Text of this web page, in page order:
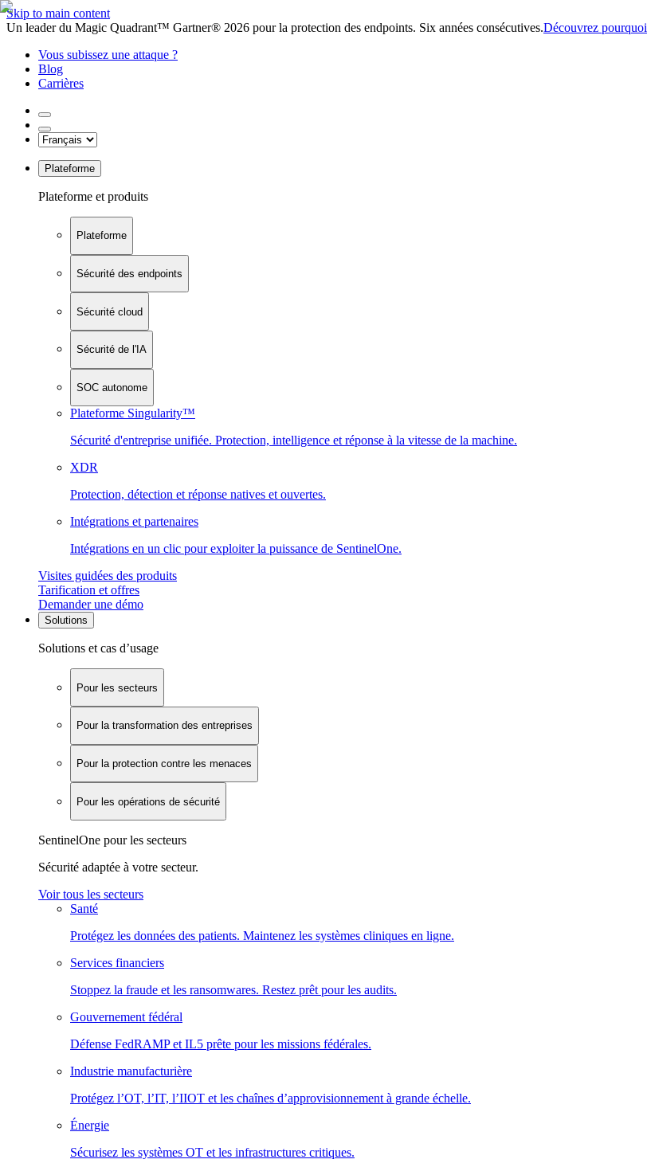
Skip to main content
Un leader du Magic Quadrant™ Gartner® 2026 pour la protection des endpoints. Six années consécutives.Découvrez pourquoi
Vous subissez une attaque ?
Blog
Carrières
Plateforme
Plateforme et produits
Plateforme
Sécurité des endpoints
Sécurité cloud
Sécurité de l'IA
SOC autonome
Plateforme Singularity™
Sécurité d'entreprise unifiée. Protection, intelligence et réponse à la vitesse de la machine.
XDR
Protection, détection et réponse natives et ouvertes.
Intégrations et partenaires
Intégrations en un clic pour exploiter la puissance de SentinelOne.
Visites guidées des produits
Tarification et offres
Demander une démo
Solutions
Solutions et cas d’usage
Pour les secteurs
Pour la transformation des entreprises
Pour la protection contre les menaces
Pour les opérations de sécurité
SentinelOne pour les secteurs
Sécurité adaptée à votre secteur.
Voir tous les secteurs
Santé
Protégez les données des patients. Maintenez les systèmes cliniques en ligne.
Services financiers
Stoppez la fraude et les ransomwares. Restez prêt pour les audits.
Gouvernement fédéral
Défense FedRAMP et IL5 prête pour les missions fédérales.
Industrie manufacturière
Protégez l’OT, l’IT, l’IIOT et les chaînes d’approvisionnement à grande échelle.
Énergie
Sécurisez les systèmes OT et les infrastructures critiques.